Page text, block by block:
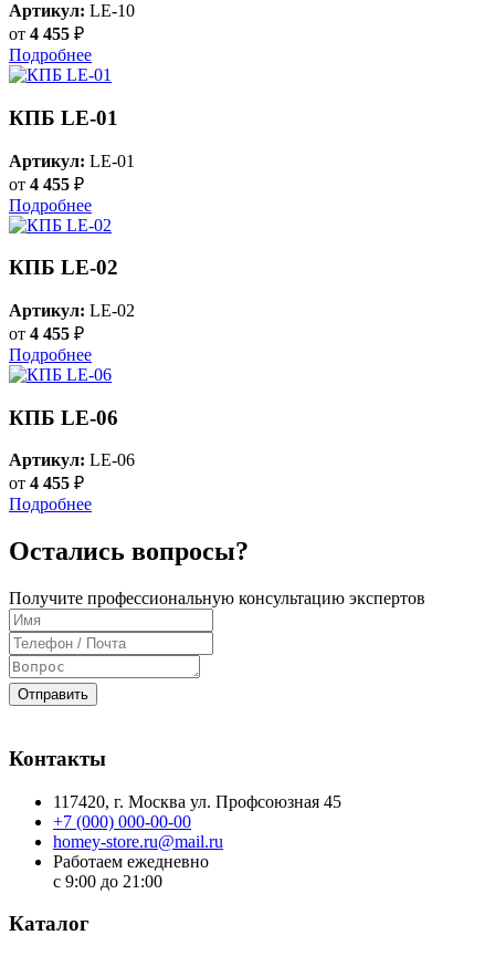
Артикул: LE-10
от 4 455 ₽
Подробнее
КПБ LE-01
Артикул: LE-01
от 4 455 ₽
Подробнее
КПБ LE-02
Артикул: LE-02
от 4 455 ₽
Подробнее
КПБ LE-06
Артикул: LE-06
от 4 455 ₽
Подробнее
Остались вопросы?
Получите профессиональную консультацию экспертов
Отправить
Контакты
117420, г. Москва ул. Профсоюзная 45
+7 (000) 000-00-00
homey-store.ru@mail.ru
Работаем ежедневно
с 9:00 до 21:00
Каталог